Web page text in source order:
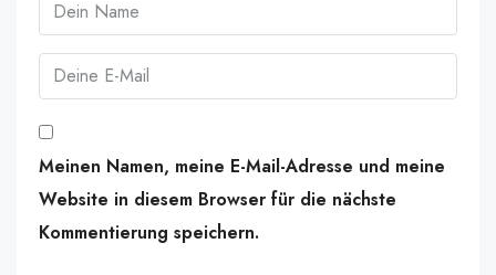
Meinen Namen, meine E-Mail-Adresse und meine
Website in diesem Browser für die nächste
Kommentierung speichern.